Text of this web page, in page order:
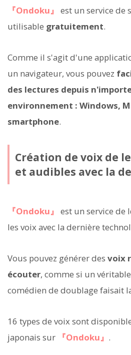
『Ondoku』 est un service de
utilisable gratuitement.
Comme il s'agit d'une
un navigateur, vous pouvez
des lectures depuis
environnement : Windows,
smartphone.
Création de voix de
et audibles avec la
『Ondoku』 est un service de
les voix avec la dernière
Vous pouvez générer des voix
écouter, comme si un
comédien de doublage faisait
16 types de voix sont
japonais sur
『Ondoku』 .